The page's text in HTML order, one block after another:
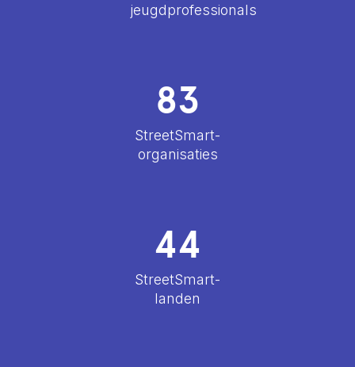
jeugdprofessionals
83
StreetSmart-
organisaties
44
StreetSmart-
landen